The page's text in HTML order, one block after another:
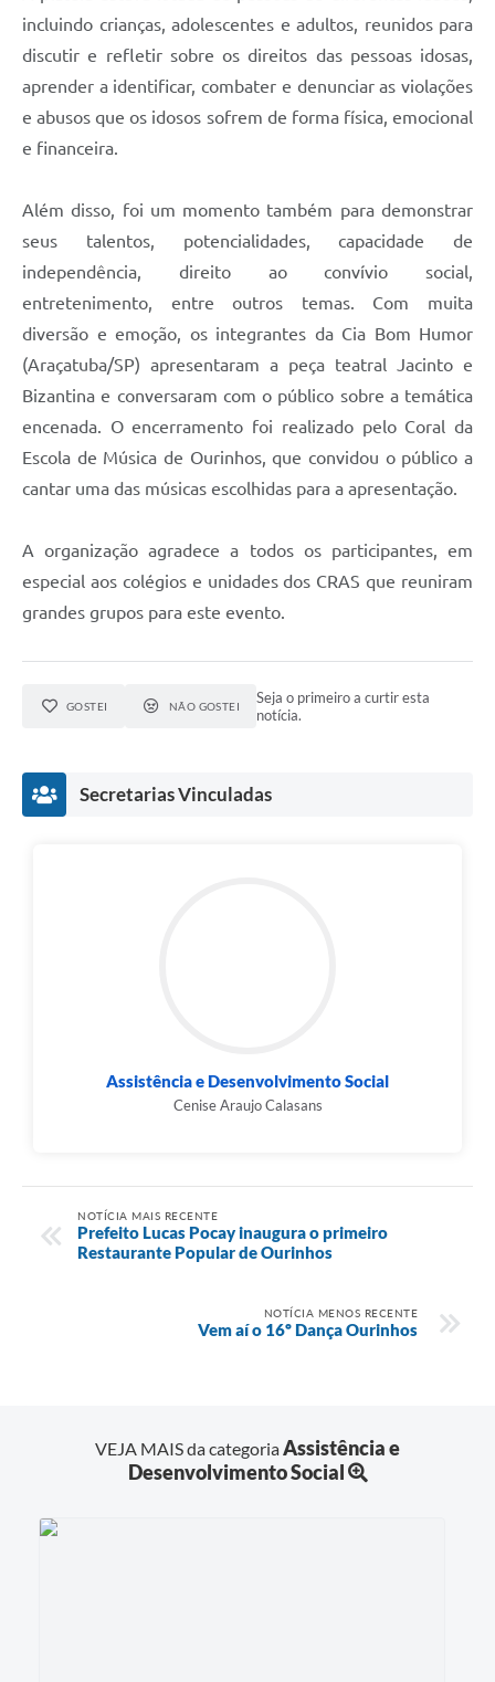
incluindo crianças, adolescentes e adultos, reunidos para
discutir e refletir sobre os direitos das pessoas idosas,
aprender a identificar, combater e denunciar as violações
e abusos que os idosos sofrem de forma física, emocional
e financeira.
Além disso, foi um momento também para demonstrar
seus talentos, potencialidades, capacidade de
independência, direito ao convívio social,
entretenimento, entre outros temas. Com muita
diversão e emoção, os integrantes da Cia Bom Humor
(Araçatuba/SP) apresentaram a peça teatral Jacinto e
Bizantina e conversaram com o público sobre a temática
encenada. O encerramento foi realizado pelo Coral da
Escola de Música de Ourinhos, que convidou o público a
cantar uma das músicas escolhidas para a apresentação.
A organização agradece a todos os participantes, em
especial aos colégios e unidades dos CRAS que reuniram
grandes grupos para este evento.
GOSTEI NÃO GOSTEI
Seja o primeiro a curtir esta
notícia.
Secretarias Vinculadas
Assistência e Desenvolvimento Social
Cenise Araujo Calasans
NOTÍCIA MAIS RECENTE
Prefeito Lucas Pocay inaugura o primeiro
Restaurante Popular de Ourinhos
NOTÍCIA MENOS RECENTE
Vem aí o 16º Dança Ourinhos
VEJA MAIS da categoriaAssistência e
Desenvolvimento Social